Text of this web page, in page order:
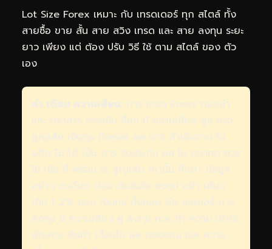
Lot Size Forex เหมาะ กับ เทรดเดอร์ ทุก สไตล์ ทั้ง
สายซื้อ ขาย สั้น สาย สวิง เทรด และ สาย ลงทุน ระยะ
ยาว เพียง แต่ ต้อง ปรับ วิธี ใช้ ตาม สไตล์ ของ ตัว
เอง
คำ เตือน ความเสี่ยง: การ เทรด Forex ทองคำ
และ ตราสาร การเงิน อื่นๆ มี ความเสี่ยง สูง อาจ
สูญเสีย เงินทุน ทั้งหมด ผล การ ดำเนินงาน ใน
อดีต ไม่ ได้ เป็น การ รับประกัน ผล ใน อนาคต ควร
ใช้ เงิน ที่ พร้อม จะ สูญเสีย เท่านั้น ศึกษา ข้อมูล
อย่าง ละเอียด ก่อน ตัดสินใจ ลงทุน อย่า เสี่ยง
เกิน 1-2% ของ เงินทุน ทั้งหมด ต่อ ออเดอร์ การ
ลงทุน มี ความเสี่ยง ผู้ ลงทุน ควร ทำ ความ เข้าใจ
ลักษณะ สินค้า เงื่อนไข ผล ตอบแทน และ ความ